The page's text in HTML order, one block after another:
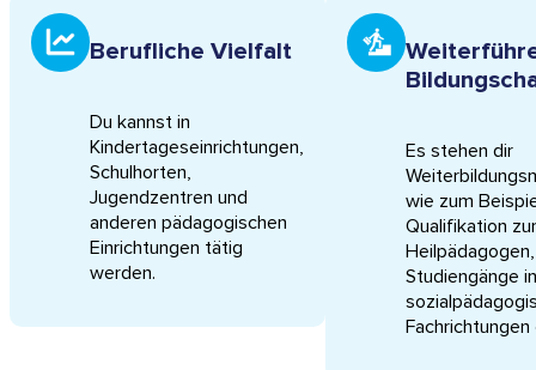
Berufliche Vielfalt
Du kannst in
Kindertageseinrichtungen,
Schulhorten,
Jugendzentren und
anderen pädagogischen
Einrichtungen tätig
werden.
Es stehen dir
wie zum
Qualifikation
Studiengänge